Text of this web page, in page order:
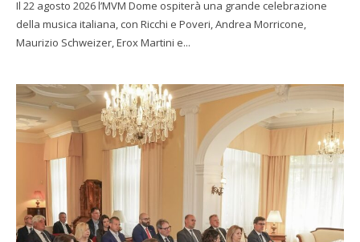
Il 22 agosto 2026 l’MVM Dome ospiterà una grande celebrazione
della musica italiana, con Ricchi e Poveri, Andrea Morricone,
Maurizio Schweizer, Erox Martini e...